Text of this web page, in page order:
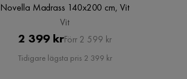
Novella Madrass 140x200 cm, Vit
Vit
Pris
2 399 krOriginal
Pris
Förr 2 599 kr
Tidigare lägsta pris 2 399 kr